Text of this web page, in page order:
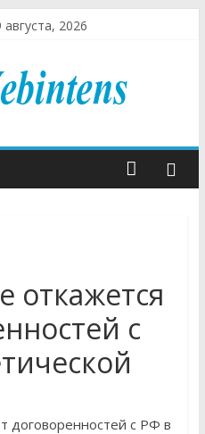
2026
откажется
с
договоренностей с РФ в